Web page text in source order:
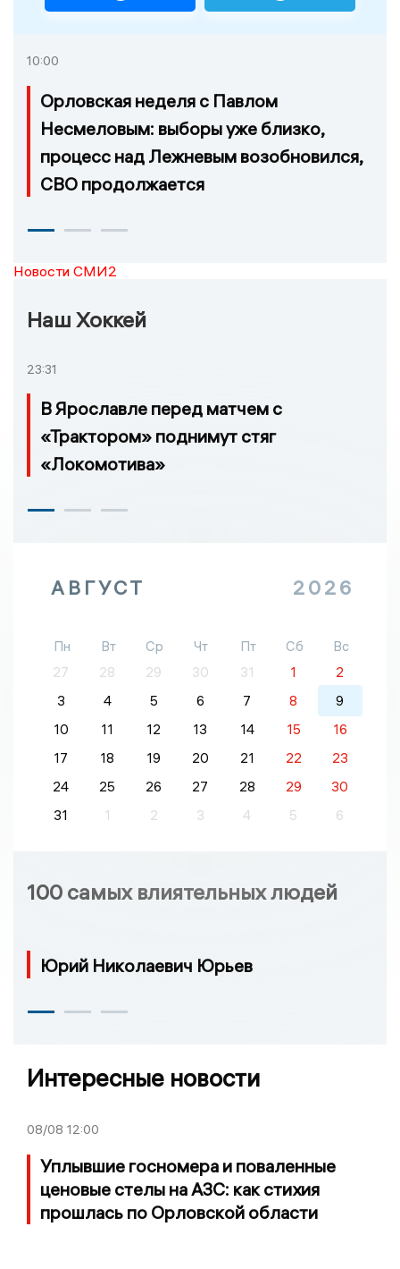
10:00
Орловская неделя с Павлом
Несмеловым: выборы уже близко,
процесс над Лежневым возобновился,
СВО продолжается
Новости СМИ2
Наш Хоккей
23:31
В Ярославле перед матчем с
«Трактором» поднимут стяг
«Локомотива»
АВГУСТ 2026
Пн Вт Ср Чт Пт Сб
Вс
27
28 29 30 31 1
2
3
4 5 6 7 8
9
10
11 12 13 14 15
16
17
18 19 20 21 22
23
24
25 26 27 28 29
30
31
1 2 3 4 5 6
100 самых влиятельных людей
Юрий Николаевич Юрьев
Интересные новости
08/08 12:00
Уплывшие госномера и поваленные
ценовые стелы на АЗС: как стихия
прошлась по Орловской области